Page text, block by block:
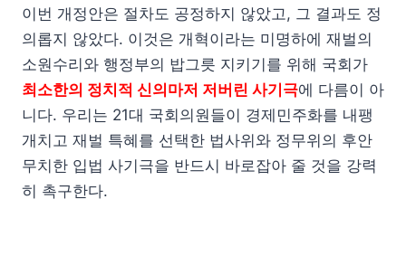
이번 개정안은 절차도 공정하지 않았고, 그 결과도 정
의롭지 않았다. 이것은 개혁이라는 미명하에 재벌의
소원수리와 행정부의 밥그릇 지키기를 위해 국회가
최소한의 정치적 신의마저 저버린 사기극에 다름이 아
니다. 우리는 21대 국회의원들이 경제민주화를 내팽
개치고 재벌 특혜를 선택한 법사위와 정무위의 후안
무치한 입법 사기극을 반드시 바로잡아 줄 것을 강력
히 촉구한다.